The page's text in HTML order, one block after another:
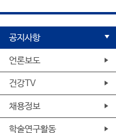
공지사항
언론보도
건강TV
채용정보
학술연구활동